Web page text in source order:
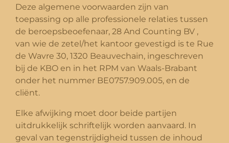
Deze algemene voorwaarden zijn van
toepassing op alle professionele relaties tussen
de beroepsbeoefenaar, 28 And Counting BV ,
van wie de zetel/het kantoor gevestigd is te Rue
de Wavre 30, 1320 Beauvechain, ingeschreven
bij de KBO en in het RPM van Waals-Brabant
onder het nummer BE0757.909.005, en de
cliënt.
Elke afwijking moet door beide partijen
uitdrukkelijk schriftelijk worden aanvaard. In
geval van tegenstrijdigheid tussen de inhoud